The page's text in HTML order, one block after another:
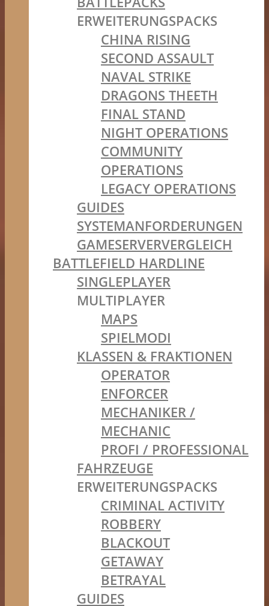
ERWEITERUNGSPACKS
CHINA RISING
SECOND ASSAULT
NAVAL STRIKE
DRAGONS THEETH
FINAL STAND
NIGHT OPERATIONS
COMMUNITY
OPERATIONS
LEGACY OPERATIONS
GUIDES
SYSTEMANFORDERUNGEN
GAMESERVERVERGLEICH
BATTLEFIELD HARDLINE
SINGLEPLAYER
MULTIPLAYER
MAPS
SPIELMODI
KLASSEN & FRAKTIONEN
OPERATOR
ENFORCER
MECHANIKER /
MECHANIC
PROFI / PROFESSIONAL
FAHRZEUGE
ERWEITERUNGSPACKS
CRIMINAL ACTIVITY
ROBBERY
BLACKOUT
GETAWAY
BETRAYAL
GUIDES